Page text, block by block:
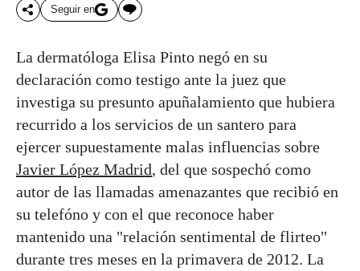
Seguir en
La dermatóloga Elisa Pinto negó en su
declaración como testigo ante la juez que
investiga su presunto apuñalamiento que hubiera
recurrido a los servicios de un santero para
ejercer supuestamente malas influencias sobre
Javier López Madrid, del que sospechó como
autor de las llamadas amenazantes que recibió en
su telefóno y con el que reconoce haber
mantenido una "relación sentimental de flirteo"
durante tres meses en la primavera de 2012. La